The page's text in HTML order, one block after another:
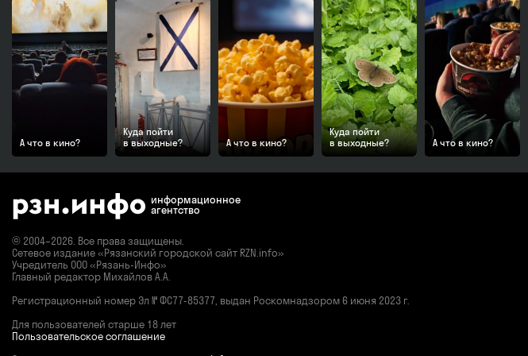
А что в кино?
Куда пойти
в выходные?
А что в кино?
Куда пойти
в выходные?
А что в кино?
информационное
агентство
© 2004–2026. Все права защищены.
Сетевое издание «Рязанский городской сайт RZN.info»
Учредитель ООО «Рязань-Инфо»
Главный редактор Михайлов А.А.
Регистрационный номер Эл № ФС77-85377, выдан Роскомнадзором 6 июня 2023 г.
Для пользователей старше 18 лет
Пользовательское соглашение